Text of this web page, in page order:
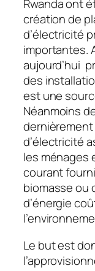
Rwanda ont
création de
d’électricité
importantes.
aujourd’hui
des
est une
Néanmoins
d’électricité
les ménages
courant
biomasse ou
d’énergie
Le but est